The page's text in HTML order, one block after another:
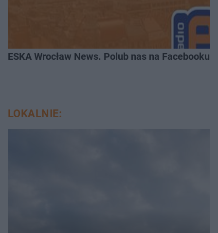
ESKA Wrocław News. Polub nas na Facebooku!
LOKALNIE: